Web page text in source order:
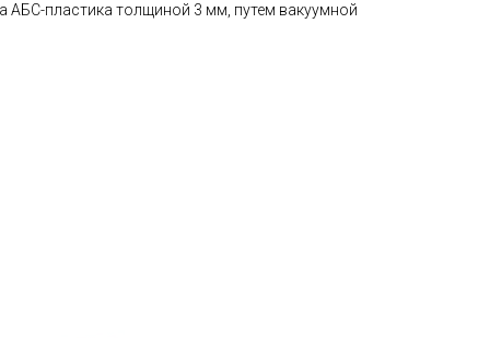
АБС-пластика толщиной 3 мм, путем вакуумной